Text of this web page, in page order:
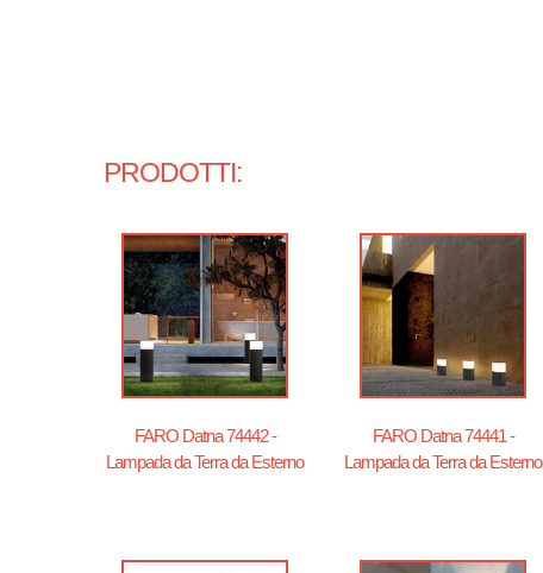
PRODOTTI:
FARO Datna 74442 -
Lampada da Terra da Esterno
FARO Datna 74441 -
Lampada da Terra da Esterno